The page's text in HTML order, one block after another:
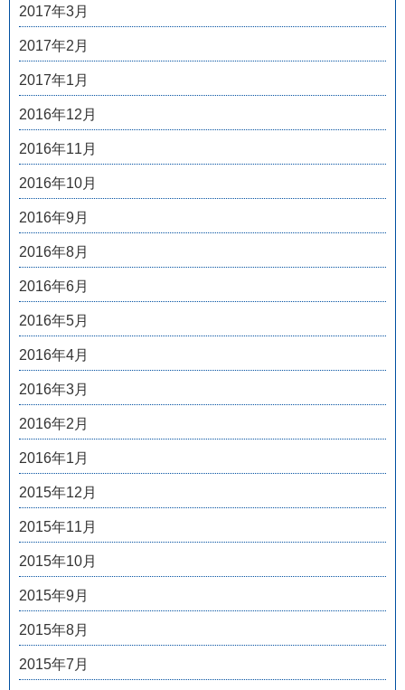
2017年3月
2017年2月
2017年1月
2016年12月
2016年11月
2016年10月
2016年9月
2016年8月
2016年6月
2016年5月
2016年4月
2016年3月
2016年2月
2016年1月
2015年12月
2015年11月
2015年10月
2015年9月
2015年8月
2015年7月